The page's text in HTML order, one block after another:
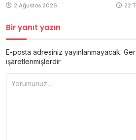
2 Ağustos 2026 22
Bir yanıt yazın
E-posta adresiniz yayınlanmayacak.
işaretlenmişlerdir